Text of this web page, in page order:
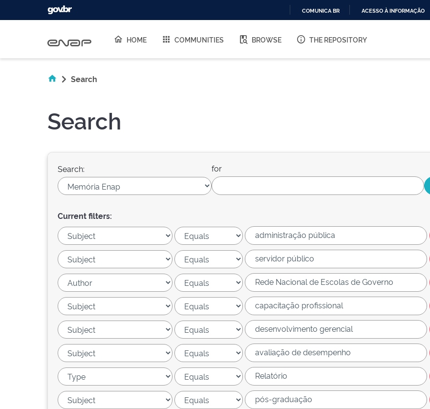
O
COMUNICA BR ACESSO À INFORMAÇÃO
HOME COMMUNITIES BROWSE THE REPOSITORY
Search
Search
Search: for
Current filters: